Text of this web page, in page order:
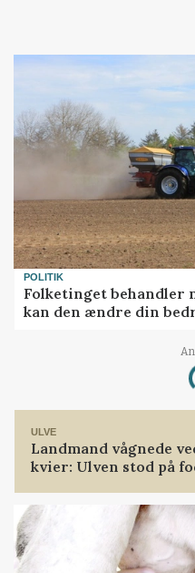
POLITIK
Folketinget behandler
kan den ændre din
ULVE
Landmand vågnede
kvier: Ulven stod på